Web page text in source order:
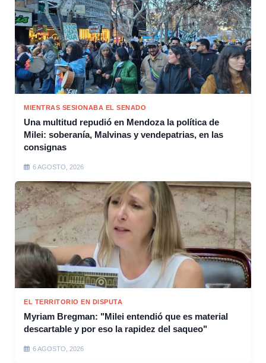
MIENTRAS SESIONABA EL SENADO
Una multitud repudió en Mendoza la política de
Milei: soberanía, Malvinas y vendepatrias, en las
consignas
6 AGOSTO, 2026
EL TERRITORIO EN DISPUTA
Myriam Bregman: "Milei entendió que es material
descartable y por eso la rapidez del saqueo"
6 AGOSTO, 2026